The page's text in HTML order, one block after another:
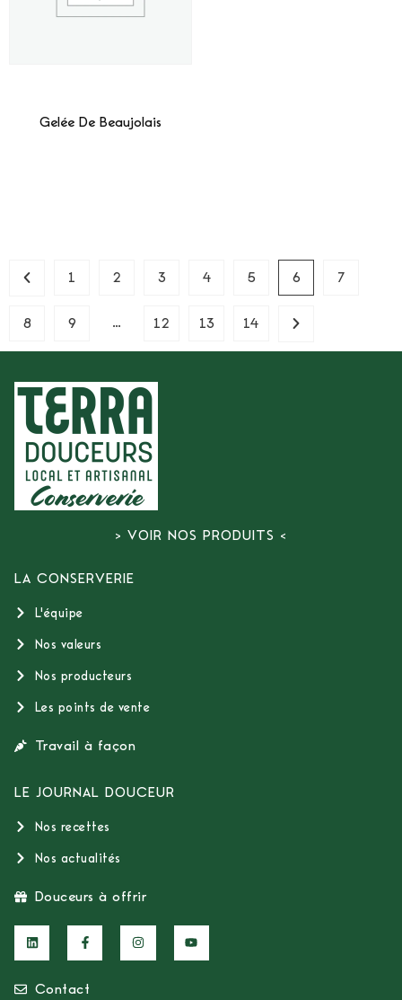
Gelée De Beaujolais
1 2 3 4 5 6 7
8 9 … 12 13 14
> VOIR NOS PRODUITS <
LA CONSERVERIE
L'équipe
Nos valeurs
Nos producteurs
Les points de vente
Travail à façon
LE JOURNAL DOUCEUR
Nos recettes
Nos actualités
Douceurs à offrir
Contact